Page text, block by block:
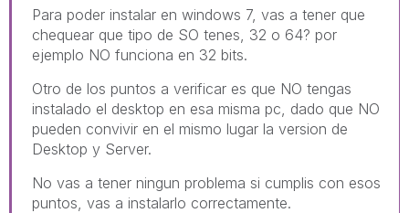
Para poder instalar en windows 7, vas a tener que
chequear que tipo de SO tenes, 32 o 64? por
ejemplo NO funciona en 32 bits.
Otro de los puntos a verificar es que NO tengas
instalado el desktop en esa misma pc, dado que NO
pueden convivir en el mismo lugar la version de
Desktop y Server.
No vas a tener ningun problema si cumplis con esos
puntos, vas a instalarlo correctamente.